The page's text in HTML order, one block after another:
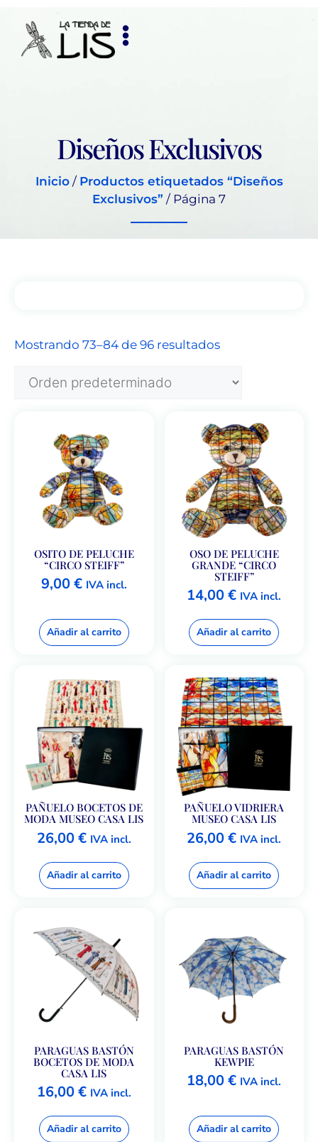
Diseños Exclusivos
Inicio/ Productos etiquetados “Diseños
Exclusivos” / Página 7
Mostrando 73–84 de 96 resultados
OSITO DE PELUCHE
“CIRCO STEIFF”
9,00€ IVA incl.
Añadir al carrito
OSO DE PELUCHE
GRANDE “CIRCO
STEIFF”
14,00€ IVA incl.
Añadir al carrito
PAÑUELO BOCETOS DE
MODA MUSEO CASA LIS
26,00€ IVA incl.
Añadir al carrito
PAÑUELO VIDRIERA
MUSEO CASA LIS
26,00€ IVA incl.
Añadir al carrito
PARAGUAS BASTÓN
BOCETOS DE MODA
CASA LIS
16,00€ IVA incl.
Añadir al carrito
PARAGUAS BASTÓN
KEWPIE
18,00€ IVA incl.
Añadir al carrito